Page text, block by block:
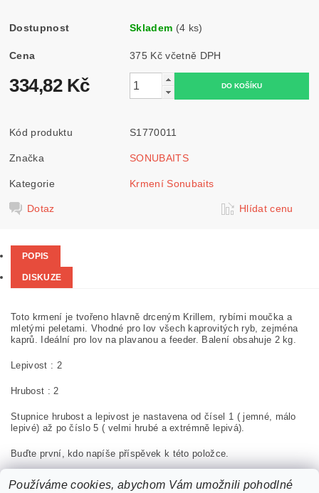
Dostupnost Skladem (4 ks)
Cena 375 Kč včetně DPH
334,82 Kč
Kód produktu S1770011
Značka SONUBAITS
Kategorie Krmení Sonubaits
Dotaz Hlídat cenu
POPIS
DISKUZE
Toto krmení je tvořeno hlavně drceným Krillem, rybími moučka a
mletými peletami. Vhodné pro lov všech kaprovitých ryb, zejména
kaprů. Ideální pro lov na plavanou a feeder. Balení obsahuje 2 kg.
Lepivost : 2
Hrubost : 2
Stupnice hrubost a lepivost je nastavena od čísel 1 ( jemné, málo
lepivé) až po číslo 5 ( velmi hrubé a extrémně lepivá).
Buďte první, kdo napíše příspěvek k této položce.
Přidat komentář
Používáme cookies, abychom Vám umožnili pohodlné